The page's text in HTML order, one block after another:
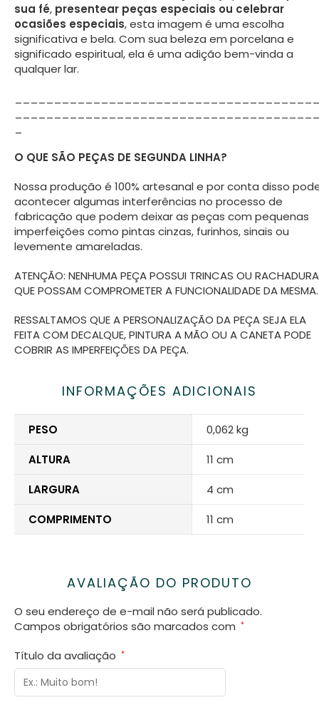
sua fé, presentear peças especiais ou celebrar
ocasiões especiais, esta imagem é uma escolha
significativa e bela. Com sua beleza em porcelana e
significado espiritual, ela é uma adição bem-vinda a
qualquer lar.
O QUE SÃO PEÇAS DE SEGUNDA LINHA?
Nossa produção é 100% artesanal e por conta disso
acontecer algumas interferências no processo de
fabricação que podem deixar as peças com pequenas
imperfeições como pintas cinzas, furinhos, sinais ou
levemente amareladas.
ATENÇÃO: NENHUMA PEÇA POSSUI TRINCAS OU
QUE POSSAM COMPROMETER A FUNCIONALIDADE DA MESMA.
RESSALTAMOS QUE A PERSONALIZAÇÃO DA PEÇA SEJA ELA
FEITA COM DECALQUE, PINTURA A MÃO OU A CANETA PODE
COBRIR AS IMPERFEIÇÕES DA PEÇA.
INFORMAÇÕES ADICIONAIS
PESO
0,062 kg
ALTURA
11 cm
LARGURA
4 cm
COMPRIMENTO
11 cm
AVALIAÇÃO DO PRODUTO
O seu endereço de e-mail não será publicado.
Campos obrigatórios são marcados com *
Título da avaliação *